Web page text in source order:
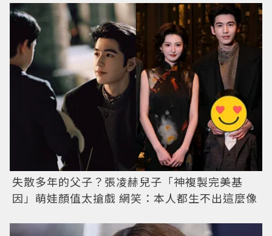
失散多年的父子？張凌赫兒子「神複製完美基
因」萌娃顏值太搶戲 網笑：本人都生不出這麼像